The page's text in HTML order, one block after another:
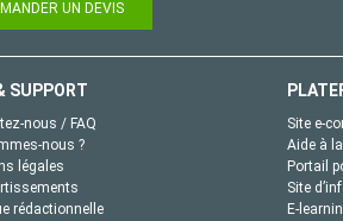
UN DEVIS
SUPPORT
nous / FAQ
nous ?
légales
rédactionnelle
Site e-
Aide à
Portail
Site
E-